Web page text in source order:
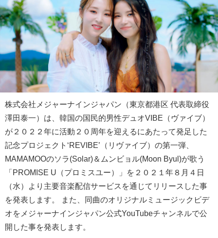
株式会社メジャーナインジャパン（東京都港区 代表取締役
澤田泰一）は、韓国の国民的男性デュオVIBE（ヴァイブ）
が２０２２年に活動２０周年を迎えるにあたって発足した
記念プロジェクト‘REVIBE’（リヴァイブ）の第一弾、
MAMAMOOのソラ(Solar)＆ムンビョル(Moon Byul)が歌う
「PROMISE U（プロミスユー）」を２０２１年８月４日
（水）より主要音楽配信サービスを通じてリリースした事
を発表します。 また、同曲のオリジナルミュージックビデ
オをメジャーナインジャパン公式YouTubeチャンネルで公
開した事を発表します。